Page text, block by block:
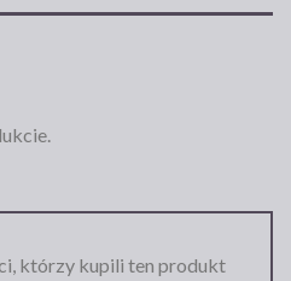
którzy kupili ten produkt